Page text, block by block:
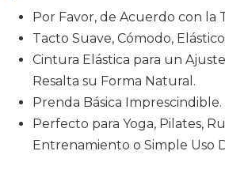
Por Favor, de Acuerdo con la
Tacto Suave, Cómodo,
Cintura Elástica para un
Resalta su Forma Natural.
Prenda Básica
Perfecto para Yoga, Pilates,
Entrenamiento o Simple Uso